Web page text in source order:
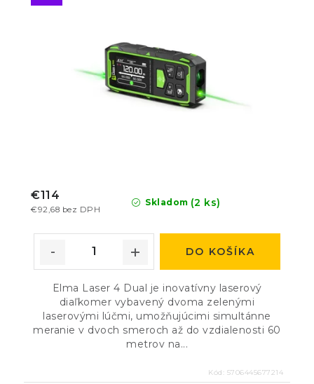
Skladom (2 ks)
€92,68 bez DPH
€114
DO KOŠÍKA
Elma Laser 4 Dual je inovatívny laserový
diaľkomer vybavený dvoma zelenými
laserovými lúčmi, umožňujúcimi simultánne
meranie v dvoch smeroch až do vzdialenosti 60
metrov na...
Kód: 5706445677214